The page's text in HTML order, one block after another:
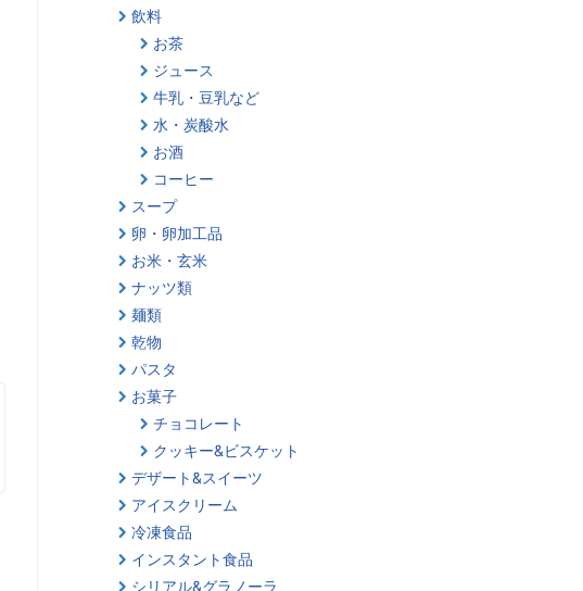
飲料
お茶
ジュース
牛乳・豆乳など
水・炭酸水
お酒
コーヒー
スープ
卵・卵加工品
お米・玄米
ナッツ類
麺類
乾物
パスタ
お菓子
チョコレート
クッキー&ビスケット
デザート&スイーツ
アイスクリーム
冷凍食品
インスタント食品
シリアル&グラノーラ